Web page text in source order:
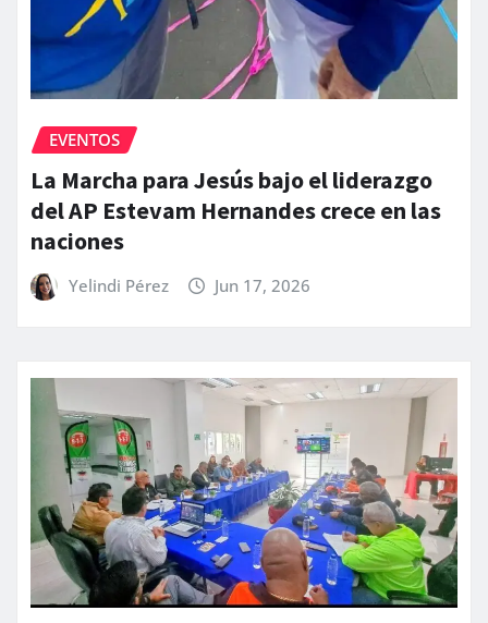
EVENTOS
La Marcha para Jesús bajo el liderazgo
del AP Estevam Hernandes crece en las
naciones
Yelindi Pérez Jun 17, 2026